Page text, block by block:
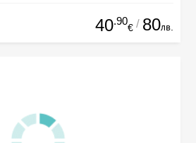
40.90
€ / 80лв.